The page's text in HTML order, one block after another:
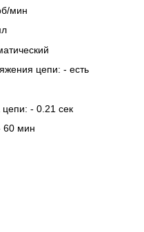
мин
цепи: - есть
- 0.21 сек
60 мин